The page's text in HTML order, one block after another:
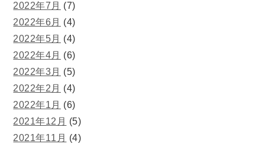
2022年7月 (7)
2022年6月 (4)
2022年5月 (4)
2022年4月 (6)
2022年3月 (5)
2022年2月 (4)
2022年1月 (6)
2021年12月 (5)
2021年11月 (4)